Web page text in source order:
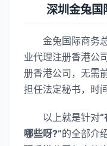
深圳金兔国
金兔国际商务总
业代理注册香港公
册香港公司，无需
担任法定秘书，时
以上就是针对
哪些呀?”的全部介